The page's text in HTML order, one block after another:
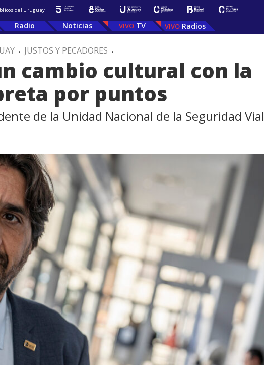
del Uruguay
Radio Noticias TV Radios
. JUSTOS Y PECADORES .
cambio cultural con la
por puntos
de la Unidad Nacional de la Seguridad Vial